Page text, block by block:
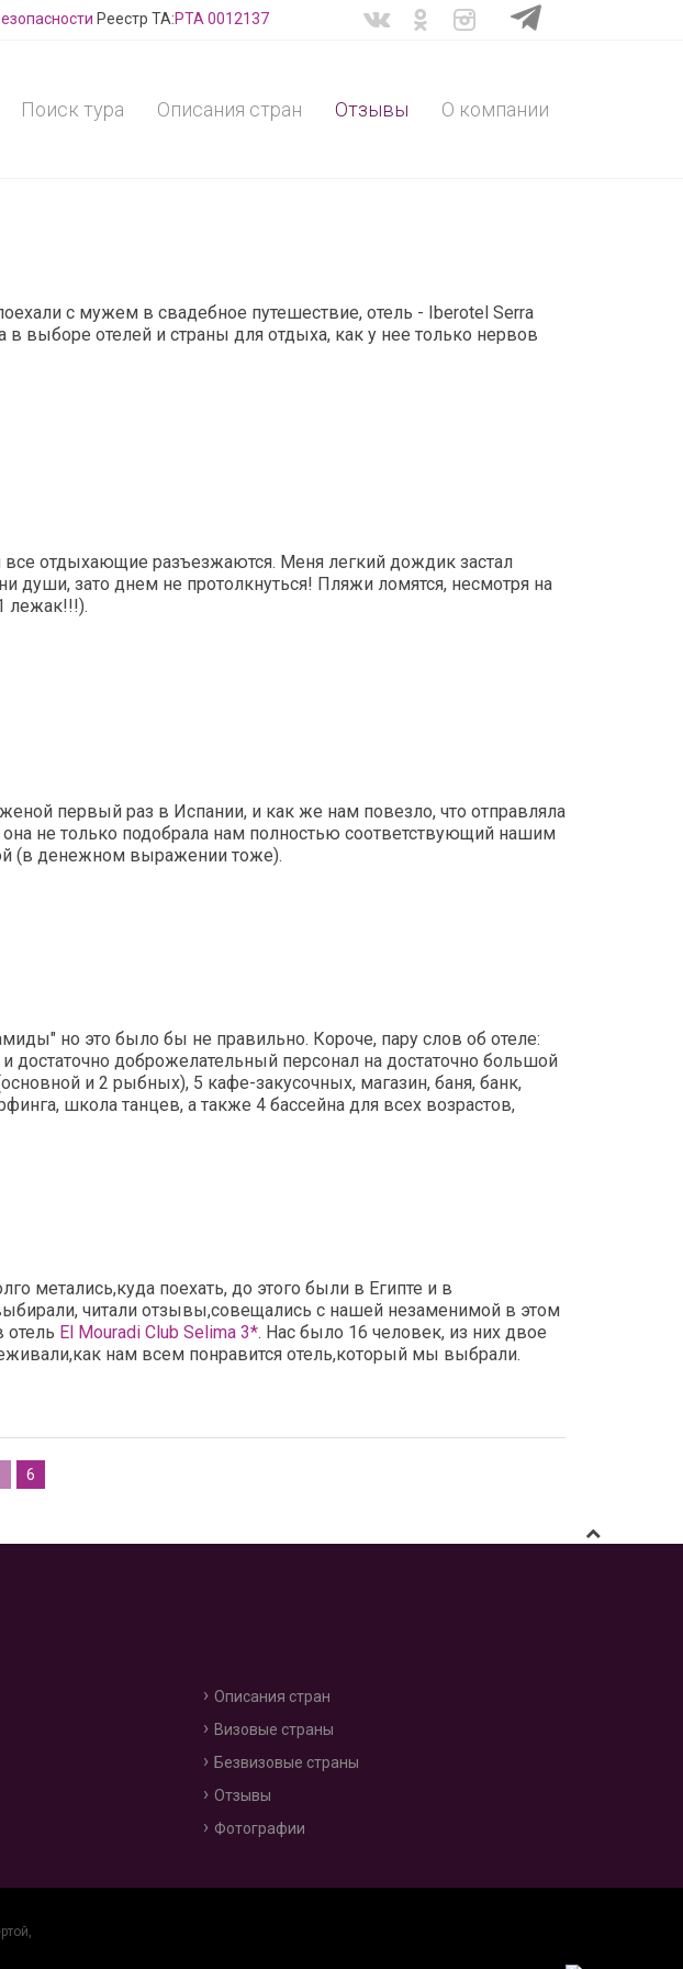
Реестр ТА:РТА 0012137
Поиск тура Описания стран Отзывы О компании
с мужем в свадебное путешествие, отель - Iberotel Serra
выборе отелей и страны для отдыха, как у нее только нервов
все отдыхающие разъезжаются. Меня легкий дождик застал
души, зато днем не протолкнуться! Пляжи ломятся, несмотря на
лежак!!!).
первый раз в Испании, и как же нам повезло, что отправляла
не только подобрала нам полностью соответствующий нашим
(в денежном выражении тоже).
но это было бы не правильно. Короче, пару слов об отеле:
достаточно доброжелательный персонал на достаточно большой
и 2 рыбных), 5 кафе-закусочных, магазин, баня, банк,
школа танцев, а также 4 бассейна для всех возрастов,
метались,куда поехать, до этого были в Египте и в
читали отзывы,совещались с нашей незаменимой в этом
отель El Mouradi Club Selima 3*. Нас было 16 человек, из них двое
нам всем понравится отель,который мы выбрали.
6
Описания стран
Визовые страны
Безвизовые страны
Отзывы
Фотографии